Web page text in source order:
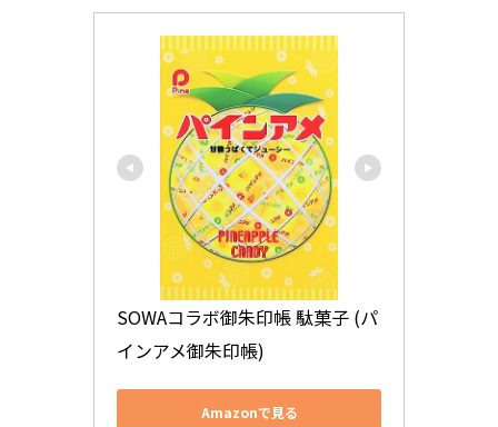
SOWAコラボ御朱印帳 駄菓子 (パ
インアメ御朱印帳)
Amazonで見る